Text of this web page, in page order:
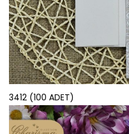
3412 (100 ADET)